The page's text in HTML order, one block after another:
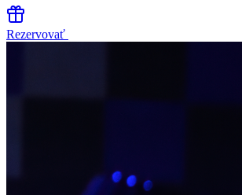
Rezervovať